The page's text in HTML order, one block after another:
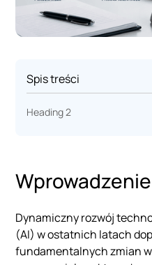
Spis treści
Heading 2
Wprowadzenie
Dynamiczny rozwój
(AI) w ostatnich latach
fundamentalnych zmian